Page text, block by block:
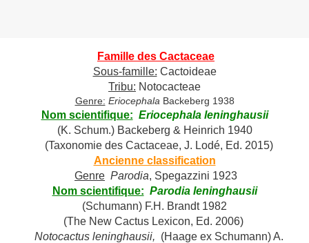
Famille des Cactaceae
Sous-famille: Cactoideae
Tribu: Notocacteae
Genre: Eriocephala Backeberg 1938
Nom scientifique: Eriocephala leninghausii
(K. Schum.) Backeberg & Heinrich 1940
(Taxonomie des Cactaceae, J. Lodé, Ed. 2015)
Ancienne classification
Genre Parodia, Spegazzini 1923
Nom scientifique: Parodia leninghausii
(Schumann) F.H. Brandt 1982
(The New Cactus Lexicon, Ed. 2006)
Notocactus leninghausii, (Haage ex Schumann) A.